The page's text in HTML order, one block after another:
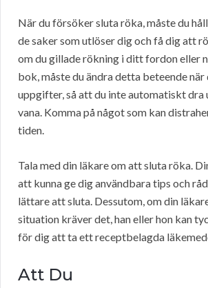
När du försöker sluta röka, måste du
de saker som utlöser dig och få dig att
om du gillade rökning i ditt fordon eller
bok, måste du ändra detta beteende
uppgifter, så att du inte automatiskt dra
vana. Komma på något som kan
tiden.
Tala med din läkare om att sluta röka.
att kunna ge dig användbara tips och
lättare att sluta. Dessutom, om din
situation kräver det, han eller hon kan
för dig att ta ett receptbelagda
Att Du